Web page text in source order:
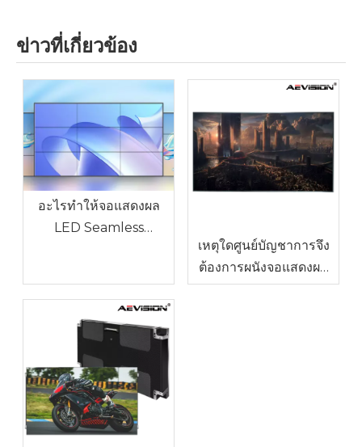
ข่าวที่เกี่ยวข้อง
อะไรทำให้จอแสดงผล
LED Seamless
เหตุใดศูนย์บัญชาการจึง
ต้องการผนังจอแสดงผล
LED ที่ไร้รอยต่อ